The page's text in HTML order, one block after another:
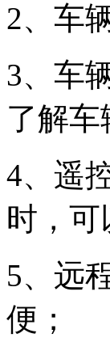
2、车
3、车
了解车
4、遥
时，
5、远
便；